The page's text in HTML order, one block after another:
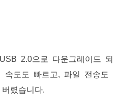
2.0으로 다운그레이드 되
도도 빠르고, 파일 전송도
렸습니다.